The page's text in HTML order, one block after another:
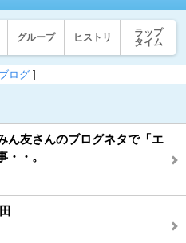
グループ ヒストリ
ラップ
タイム
ログ ]
ん友さんのブログネタで「エ
・・。